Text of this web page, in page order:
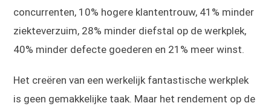
concurrenten, 10% hogere klantentrouw, 41% minder
ziekteverzuim, 28% minder diefstal op de werkplek,
40% minder defecte goederen en 21% meer winst.
Het creëren van een werkelijk fantastische werkplek
is geen gemakkelijke taak. Maar het rendement op de